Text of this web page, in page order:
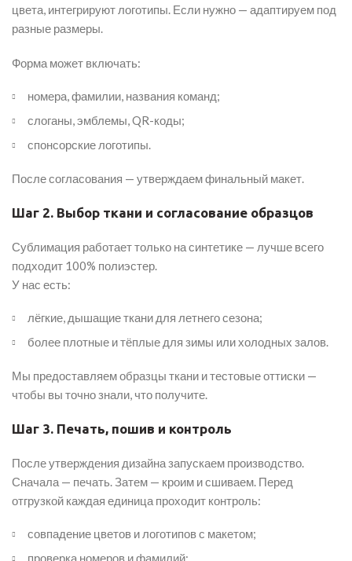
цвета, интегрируют логотипы. Если нужно — адаптируем под
разные размеры.
Форма может включать:
номера, фамилии, названия команд;
слоганы, эмблемы, QR-коды;
спонсорские логотипы.
После согласования — утверждаем финальный макет.
Шаг 2. Выбор ткани и согласование образцов
Сублимация работает только на синтетике — лучше всего
подходит 100% полиэстер.
У нас есть:
лёгкие, дышащие ткани для летнего сезона;
более плотные и тёплые для зимы или холодных залов.
Мы предоставляем образцы ткани и тестовые оттиски —
чтобы вы точно знали, что получите.
Шаг 3. Печать, пошив и контроль
После утверждения дизайна запускаем производство.
Сначала — печать. Затем — кроим и сшиваем. Перед
отгрузкой каждая единица проходит контроль:
совпадение цветов и логотипов с макетом;
проверка номеров и фамилий;